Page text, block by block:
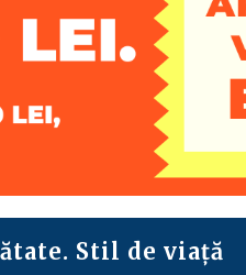
Stil de viață